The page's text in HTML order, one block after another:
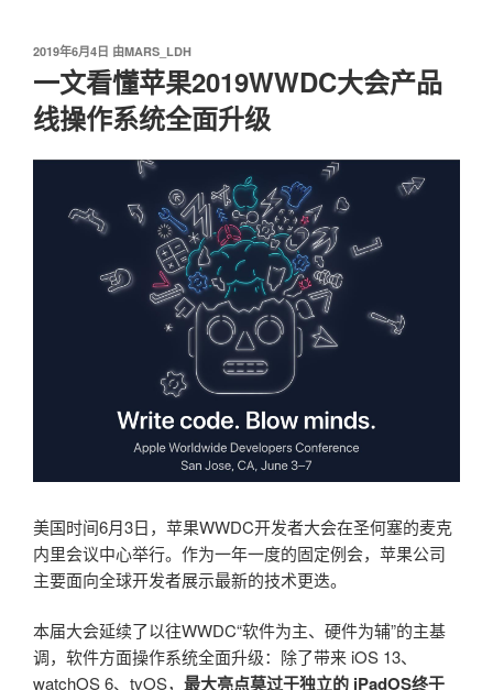
发
2019年6月4日 由MARS_LDH
一文看懂苹果2019WWDC大会产品
线操作系统全面升级
美国时间6月3日，苹果WWDC开发者大会在圣何塞的麦克
内里会议中心举行。作为一年一度的固定例会，苹果公司
主要面向全球开发者展示最新的技术更迭。
本届大会延续了以往WWDC“软件为主、硬件为辅”的主基
调，软件方面操作系统全面升级：除了带来 iOS 13、
watchOS 6、tvOS， 最大亮点莫过于独立的 iPadOS终于